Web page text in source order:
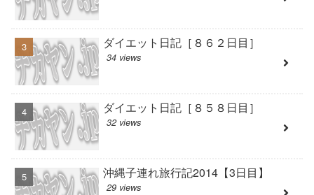
ダイエット日記［８６２日目］
34 views
ダイエット日記［８５８日目］
32 views
沖縄子連れ旅行記2014【3日目】
29 views